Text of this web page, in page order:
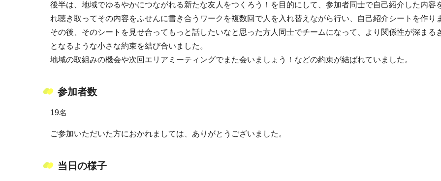
後半は、地域でゆるやかにつながれる新たな友人をつくろう！を目的にして、参加者同士で自己紹介した内容
れ聴き取ってその内容をふせんに書き合うワークを複数回で人を入れ替えながら行い、自己紹介シートを作り
その後、そのシートを見せ合ってもっと話したいなと思った方人同士でチームになって、より関係性が深まる
となるような小さな約束を結び合いました。
地域の取組みの機会や次回エリアミーティングでまた会いましょう！などの約束が結ばれていました。
参加者数
19名
ご参加いただいた方におかれましては、ありがとうございました。
当日の様子